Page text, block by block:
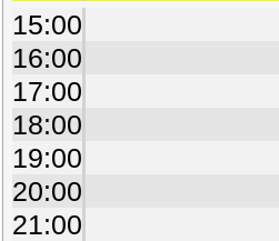
15:00
16:00
17:00
18:00
19:00
20:00
21:00